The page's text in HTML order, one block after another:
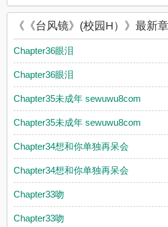
实时更新《台风镜》(校园H）最新章节
友所发表的《台风镜》(校园H）评论，
者支持《台风镜》(校园H）读者的观点。
《《台风镜》(校园H）》最新
Chapter36眼泪
Chapter36眼泪
Chapter35未成年 sewuwu8com
Chapter35未成年 sewuwu8com
Chapter34想和你单独再呆会
Chapter34想和你单独再呆会
Chapter33吻
Chapter33吻